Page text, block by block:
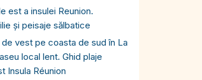
est a insulei Reunion.
și peisaje sălbatice
vest pe coasta de sud în La
local lent. Ghid plaje
Insula Réunion